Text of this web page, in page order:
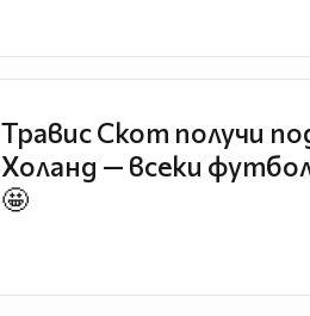
Травис Скот получи
Холанд — всеки
🤩